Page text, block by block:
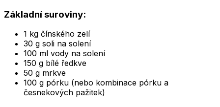
Základní suroviny:
1 kg čínského zelí
30 g soli na solení
100 ml vody na solení
150 g bílé ředkve
50 g mrkve
100 g pórku (nebo kombinace pórku a
česnekových pažitek)